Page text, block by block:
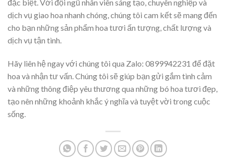
đặc biệt. Với đội ngũ nhân viên sáng tạo, chuyên nghiệp và
dịch vụ giao hoa nhanh chóng, chúng tôi cam kết sẽ mang đến
cho bạn những sản phẩm hoa tươi ấn tượng, chất lượng và
dịch vụ tận tình.
Hãy liên hệ ngay với chúng tôi qua Zalo: 0899942231 để đặt
hoa và nhận tư vấn. Chúng tôi sẽ giúp bạn gửi gắm tình cảm
và những thông điệp yêu thương qua những bó hoa tươi đẹp,
tạo nên những khoảnh khắc ý nghĩa và tuyệt vời trong cuộc
sống.